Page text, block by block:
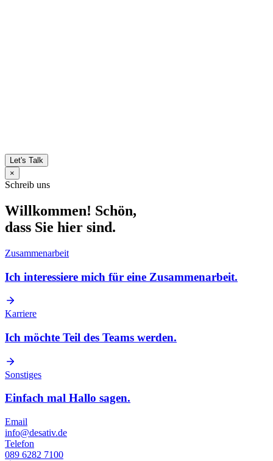
Let's Talk
×
Schreib uns
Willkommen! Schön,
dass Sie hier sind.
Zusammenarbeit
Ich interessiere mich für eine Zusammenarbeit.
Karriere
Ich möchte Teil des Teams werden.
Sonstiges
Einfach mal Hallo sagen.
Email
info@desativ.de
Telefon
089 6282 7100